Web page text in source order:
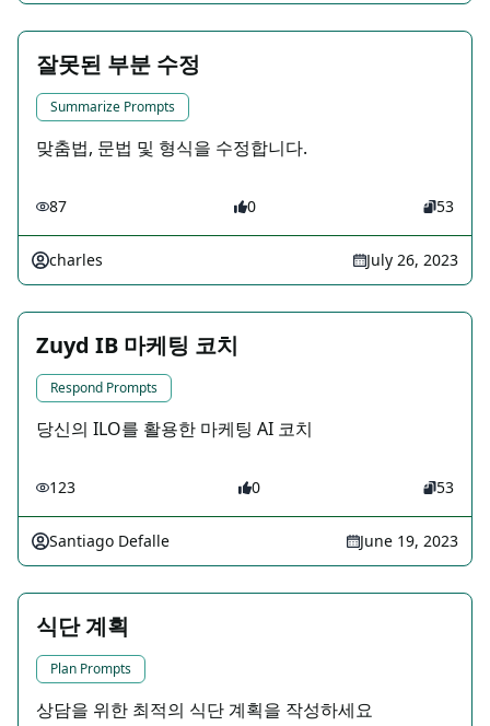
잘못된 부분 수정
Summarize Prompts
맞춤법, 문법 및 형식을 수정합니다.
87 0 53
charles July 26, 2023
Zuyd IB 마케팅 코치
Respond Prompts
당신의 ILO를 활용한 마케팅 AI 코치
123 0 53
Santiago Defalle June 19, 2023
식단 계획
Plan Prompts
상담을 위한 최적의 식단 계획을 작성하세요